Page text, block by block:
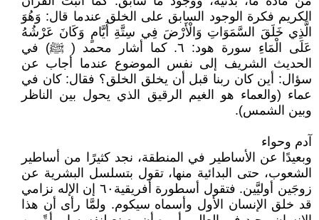
الكريم فكرة الوجود السابق على الخلق عندما قال: وَهُوَ
الَّذِي خَلَقَ السَّمَوَاتِ وَالْأَرْضَ فِي سِتَّةِ أَيَّامٍ وَكَانَ عَرْشُهُ
عَلَى الْمَاءِ سورة هود: ٦. كما أشار محمد ( ﷺ) في
الحديث الشريف إلى نفس الموضوع عندما أجاب عن
سؤال: أين كان ربنا قبل أن يخلق الخلق؟ فقال: كان في
عماء (والعماء هو الغيم الرقيق الذي يحول بين الناظر
وبين الشمس).
آدم وحواء
وبعيدًا عن الأساطير في المنطقة، نجد كثيرًا من أساطير
الشعوب، حتى البدائية منها، تقول بتسلسل البشرية عن
زوجَين أوليَّين. فتقول أسطورة أفريقية٦٠ إن الإله نزامي
قد خلق الإنسان الأول وأسماه سيكوم. ولمَّا رأى أن هذا